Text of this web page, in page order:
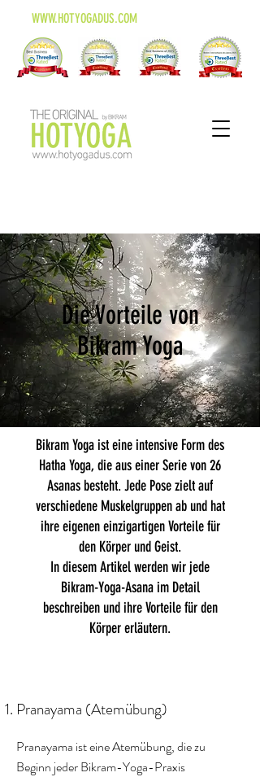
WWW.HOTYOGADUS.COM
Die Vorteile von
Bikram Yoga
Bikram Yoga ist eine intensive Form des
Hatha Yoga, die aus einer Serie von 26
Asanas besteht. Jede Pose zielt auf
verschiedene Muskelgruppen ab und hat
ihre eigenen einzigartigen Vorteile für
den Körper und Geist.
In diesem Artikel werden wir jede
Bikram-Yoga-Asana im Detail
beschreiben und ihre Vorteile für den
Körper erläutern.
Pranayama (Atemübung)
Pranayama ist eine Atemübung, die zu
Beginn jeder Bikram-Yoga-Praxis